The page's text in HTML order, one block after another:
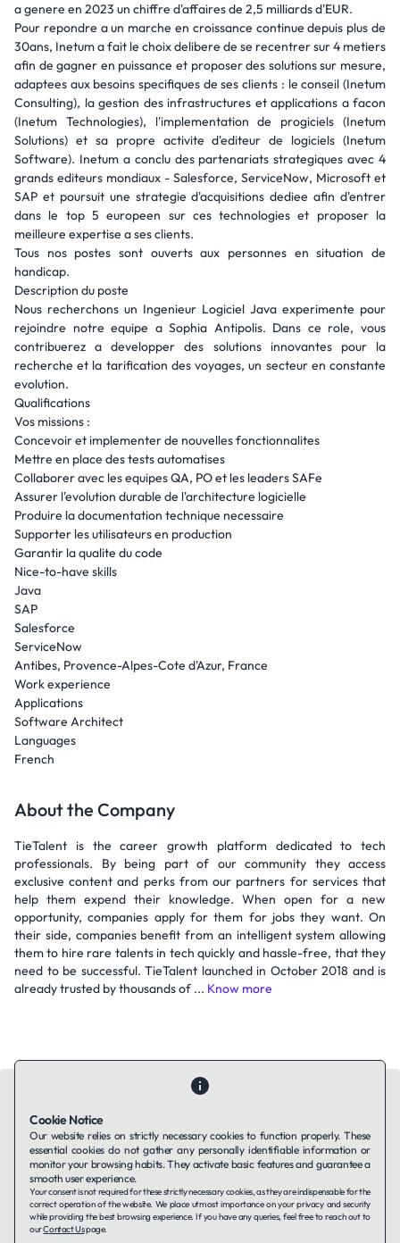
a genere en 2023 un chiffre d'affaires de 2,5 milliards d'EUR.
Pour repondre a un marche en croissance continue depuis plus de
30ans, Inetum a fait le choix delibere de se recentrer sur 4 metiers
afin de gagner en puissance et proposer des solutions sur mesure,
adaptees aux besoins specifiques de ses clients : le conseil (Inetum
Consulting), la gestion des infrastructures et applications a facon
(Inetum Technologies), l'implementation de progiciels (Inetum
Solutions) et sa propre activite d'editeur de logiciels (Inetum
Software). Inetum a conclu des partenariats strategiques avec 4
grands editeurs mondiaux - Salesforce, ServiceNow, Microsoft et
SAP et poursuit une strategie d'acquisitions dediee afin d'entrer
dans le top 5 europeen sur ces technologies et proposer la
meilleure expertise a ses clients.
Tous nos postes sont ouverts aux personnes en situation de
handicap.
Description du poste
Nous recherchons un Ingenieur Logiciel Java experimente pour
rejoindre notre equipe a Sophia Antipolis. Dans ce role, vous
contribuerez a developper des solutions innovantes pour la
recherche et la tarification des voyages, un secteur en constante
evolution.
Qualifications
Vos missions :
Concevoir et implementer de nouvelles fonctionnalites
Mettre en place des tests automatises
Collaborer avec les equipes QA, PO et les leaders SAFe
Assurer l'evolution durable de l'architecture logicielle
Produire la documentation technique necessaire
Supporter les utilisateurs en production
Garantir la qualite du code
Nice-to-have skills
Java
SAP
Salesforce
ServiceNow
Antibes, Provence-Alpes-Cote d'Azur, France
Work experience
Applications
Software Architect
Languages
French
About the Company
TieTalent is the career growth platform dedicated to tech
professionals. By being part of our community they access
exclusive content and perks from our partners for services that
help them expend their knowledge. When open for a new
opportunity, companies apply for them for jobs they want. On
their side, companies benefit from an intelligent system allowing
them to hire rare talents in tech quickly and hassle-free, that they
need to be successful. TieTalent launched in October 2018 and is
already trusted by thousands of ... Know more
Contact UsAbout UsCompanies using TAFFinPrivacy Policy
Terms of Service
LinkedIn
Cookie Notice
Our website relies on strictly necessary cookies to function properly. These
essential cookies do not gather any personally identifiable information or
monitor your browsing habits. They activate basic features and guarantee a
smooth user experience.
Your consent is not required for these strictly necessary cookies, as they are indispensable for the
correct operation of the website. We place utmost importance on your privacy and security
while providing the best browsing experience. If you have any queries, feel free to reach out to
ourContact Uspage.